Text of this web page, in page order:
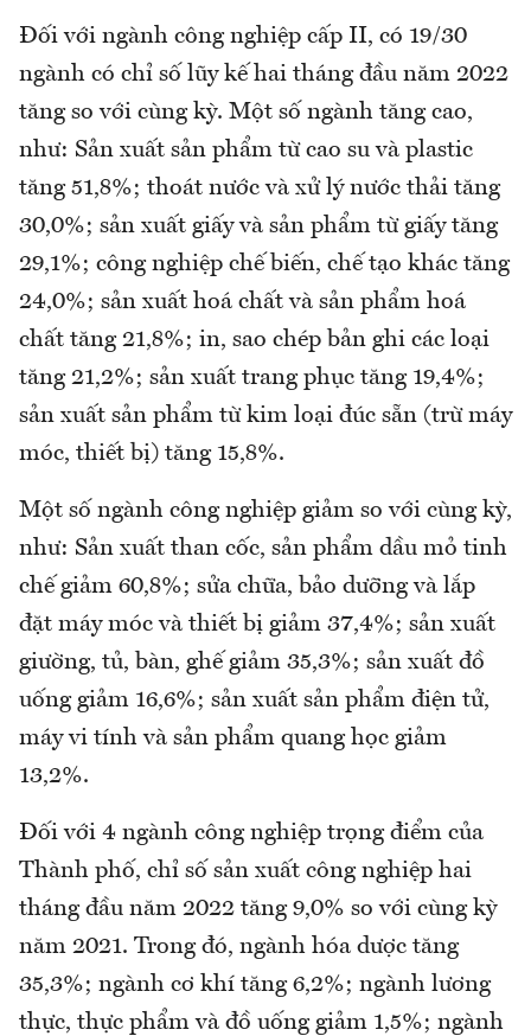
Đối với ngành công nghiệp cấp II, có 19/30
ngành có chỉ số lũy kế hai tháng đầu năm 2022
tăng so với cùng kỳ. Một số ngành tăng cao,
như: Sản xuất sản phẩm từ cao su và plastic
tăng 51,8%; thoát nước và xử lý nước thải tăng
30,0%; sản xuất giấy và sản phẩm từ giấy tăng
29,1%; công nghiệp chế biến, chế tạo khác tăng
24,0%; sản xuất hoá chất và sản phẩm hoá
chất tăng 21,8%; in, sao chép bản ghi các loại
tăng 21,2%; sản xuất trang phục tăng 19,4%;
sản xuất sản phẩm từ kim loại đúc sẵn (trừ máy
móc, thiết bị) tăng 15,8%.
Một số ngành công nghiệp giảm so với cùng kỳ,
như: Sản xuất than cốc, sản phẩm dầu mỏ tinh
chế giảm 60,8%; sửa chữa, bảo dưỡng và lắp
đặt máy móc và thiết bị giảm 37,4%; sản xuất
giường, tủ, bàn, ghế giảm 35,3%; sản xuất đồ
uống giảm 16,6%; sản xuất sản phẩm điện tử,
máy vi tính và sản phẩm quang học giảm
13,2%.
Đối với 4 ngành công nghiệp trọng điểm của
Thành phố, chỉ số sản xuất công nghiệp hai
tháng đầu năm 2022 tăng 9,0% so với cùng kỳ
năm 2021. Trong đó, ngành hóa dược tăng
35,3%; ngành cơ khí tăng 6,2%; ngành lương
thực, thực phẩm và đồ uống giảm 1,5%; ngành